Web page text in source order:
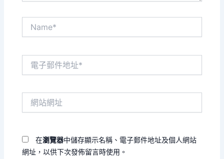
在瀏覽器中儲存顯示名稱、電子郵件地址及個人網站
網址，以供下次發佈留言時使用。